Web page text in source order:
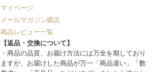
マイページ
メールマガジン購読
商品レビュー一覧
【返品・交換について】
・商品の品質、お届け方法には万全を期しており
ますが、お届けした商品が万一「商品違い」「数